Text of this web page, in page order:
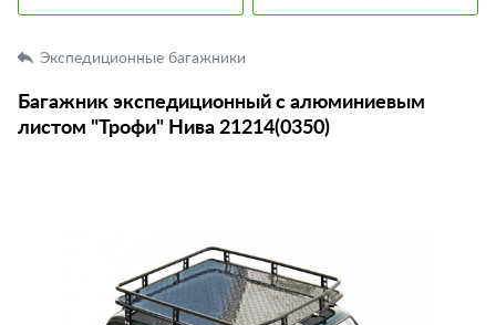
Экспедиционные багажники
Багажник экспедиционный с алюминиевым
листом "Трофи" Нива 21214(0350)